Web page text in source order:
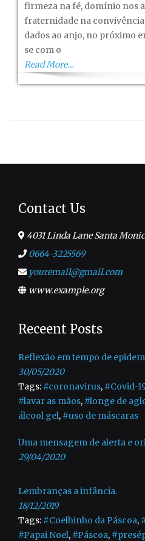
firmeza na fé, domínio nos
fraternidade na
dados ao anjo, no próximo
se com o
Read More…
Contact Us
4031 Linda Lane Santa
0664-3225569
youremail@gmail.com
www.example.org
Receent Posts
Reflexão em tempo de
30/05/2020
Tags: #coronavirus, #Covid-
#lavar as mãos, #longe de
álcool gel, #uso de máscaras
Uma mensagem de alerta e
29/04/2020
Lembranças a infância.
18/12/2019
Tags: #Coelhinho da Páscoa,
#Papai Noel, #Páscoa,